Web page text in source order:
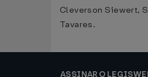
Cleverson Siewert,
Tavares.
ASSINAR O